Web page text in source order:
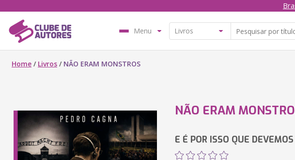
Menu
Home / Livros / NÃO ERAM MONSTROS
NÃO ERAM
E É POR ISSO QUE